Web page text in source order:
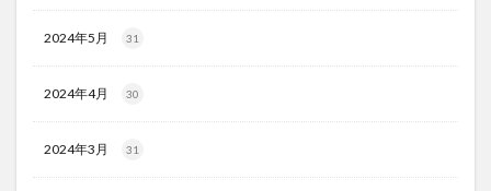
2024年5月 31
2024年4月 30
2024年3月 31